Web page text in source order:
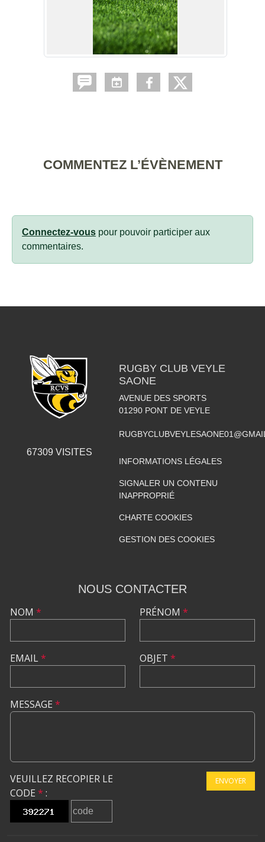
COMMENTEZ L’ÉVÈNEMENT
Connectez-vous pour pouvoir participer aux
commentaires.
67309 VISITES
RUGBY CLUB VEYLE
SAONE
AVENUE DES SPORTS
01290 PONT DE VEYLE
INFORMATIONS LÉGALES
SIGNALER UN CONTENU
INAPPROPRIÉ
CHARTE COOKIES
GESTION DES COOKIES
NOUS CONTACTER
NOM *
EMAIL*
PRÉNOM *
OBJET *
MESSAGE *
VEUILLEZ RECOPIER LE
CODE * :
ENVOYER